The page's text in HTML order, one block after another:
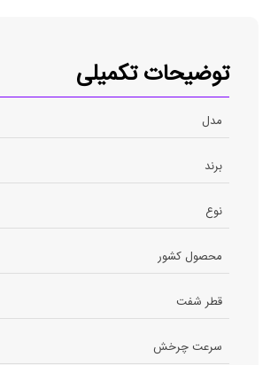
توضیحات تکمیلی
مدل
برند
نوع
محصول کشور
قطر شفت
سرعت چرخش